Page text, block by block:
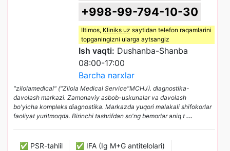
+998-99-794-10-30
Iltimos, Kliniks uz saytidan telefon raqamlarini
topganingizni ularga aytsangiz
Ish vaqti: Dushanba-Shanba
08:00-17:00
Barcha narxlar
"zilolamedical" ("Zilola Medical Service"MCHJ). diagnostika-
davolash markazi. Zamonaviy asbob-uskunalar va davolash
bo'yicha kompleks diagnostika. Markazda yuqori malakali shifokorlar
faoliyat yuritmoqda. Birinchi tashrifdan so'ng bemorlar aniq t...
✅ PSR-tahlil
✅ IFA (Ig M+G antitelolari)